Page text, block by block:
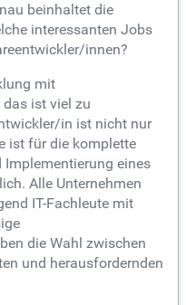
beinhaltet die
interessanten Jobs
innen?
mit
ist viel zu
in ist nicht nur
ist für die komplette
Implementierung eines
Alle Unternehmen
IT-Fachleute mit
die Wahl zwischen
und herausfordernden